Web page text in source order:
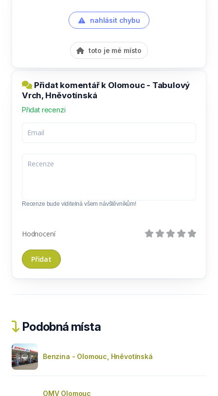
nahlásit chybu
toto je mé místo
Přidat komentář k Olomouc - Tabulový
Vrch, Hněvotínská
Přidat recenzi
Recenze bude viditelná všem návštěvníkům!
Hodnocení
Podobná místa
Benzina - Olomouc, Hněvotínská
OMV Olomouc